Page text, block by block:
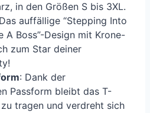
in den Größen S bis 3XL.
auffällige “Stepping Into
A Boss”-Design mit Krone-
zum Star deiner
: Dank der
Passform bleibt das T-
tragen und verdreht sich